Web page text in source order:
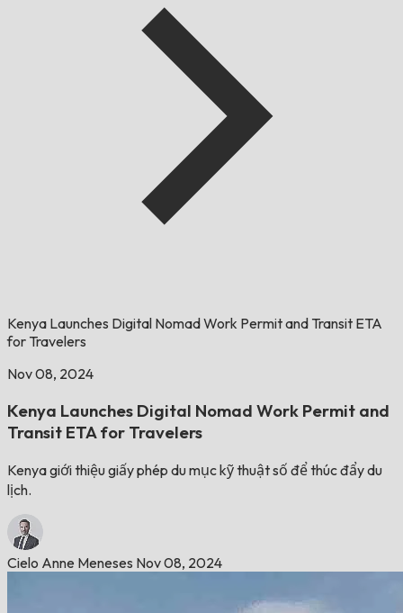
Kenya Launches Digital Nomad Work Permit and Transit ETA
for Travelers
Nov 08, 2024
Kenya Launches Digital Nomad Work Permit and
Transit ETA for Travelers
Kenya giới thiệu giấy phép du mục kỹ thuật số để thúc đẩy du
lịch.
Cielo Anne Meneses Nov 08, 2024